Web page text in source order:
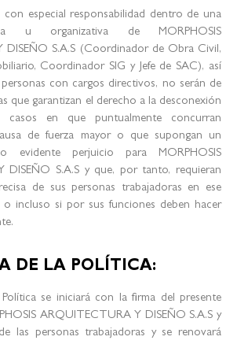
con especial responsabilidad dentro de una
u organizativa de MORPHOSIS
DISEÑO S.A.S (Coordinador de Obra Civil,
Coordinador SIG y Jefe de SAC), así
con cargos directivos, no serán de
que garantizan el derecho a la desconexión
casos en que puntualmente concurran
de fuerza mayor o que supongan un
evidente perjuicio para MORPHOSIS
DISEÑO S.A.S y que, por tanto, requieran
de sus personas trabajadoras en ese
incluso si por sus funciones deben hacer
DE LA POLÍTICA:
se iniciará con la firma del presente
ARQUITECTURA Y DISEÑO S.A.S y
las personas trabajadoras y se renovará